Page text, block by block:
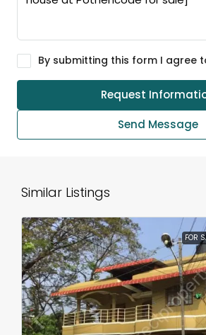
By submitting this form I agree
Request
Send Message
Similar Listings
FOR